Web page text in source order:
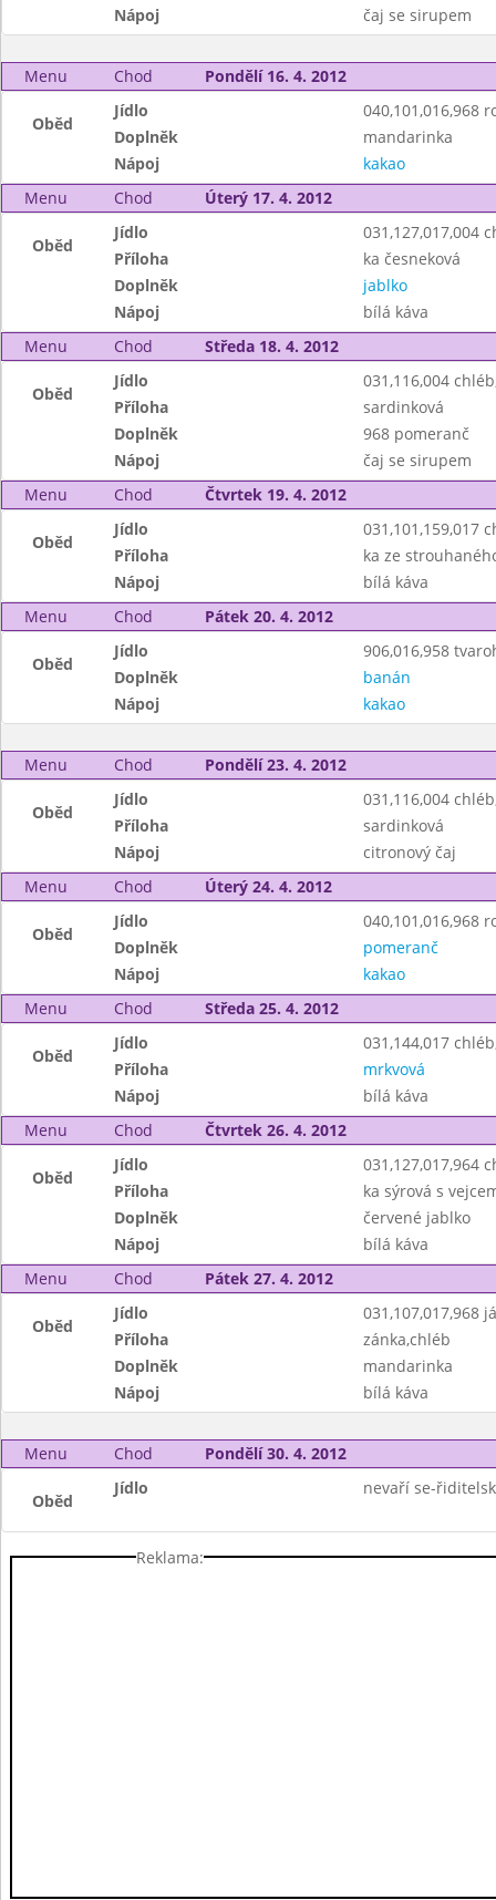
Nápoj
čaj se sirupem
Menu Chod Pondělí 16. 4. 2012
Oběd
Jídlo
040,101,016,968
Doplněk
mandarinka
Nápoj
kakao
Menu
Chod Úterý 17. 4. 2012
Oběd
Jídlo
031,127,017,004
Příloha
ka česneková
Doplněk
jablko
Nápoj
bílá káva
Menu
Chod Středa 18. 4. 2012
Oběd
Jídlo
031,116,004
Příloha
sardinková
Doplněk
968 pomeranč
Nápoj
čaj se sirupem
Menu
Chod Čtvrtek 19. 4. 2012
Oběd
Jídlo
031,101,159,017
Příloha
ka ze
Nápoj
bílá káva
Menu
Chod Pátek 20. 4. 2012
Oběd
Jídlo
906,016,958
Doplněk
banán
Nápoj
kakao
Menu Chod Pondělí 23. 4. 2012
Oběd
Jídlo
031,116,004
Příloha
sardinková
Nápoj
citronový čaj
Menu
Chod Úterý 24. 4. 2012
Oběd
Jídlo
040,101,016,968
Doplněk
pomeranč
Nápoj
kakao
Menu
Chod Středa 25. 4. 2012
Oběd
Jídlo
031,144,017
Příloha
mrkvová
Nápoj
bílá káva
Menu
Chod Čtvrtek 26. 4. 2012
Oběd
Jídlo
031,127,017,964
Příloha
ka sýrová s
Doplněk
červené jablko
Nápoj
bílá káva
Menu
Chod Pátek 27. 4. 2012
Oběd
Jídlo
031,107,017,968
Příloha
zánka,chléb
Doplněk
mandarinka
Nápoj
bílá káva
Menu Chod Pondělí 30. 4. 2012
Oběd
Jídlo nevaří se-
Reklama: